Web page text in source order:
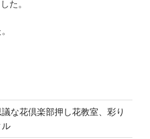
た。
な花倶楽部押し花教室、彩り
ル